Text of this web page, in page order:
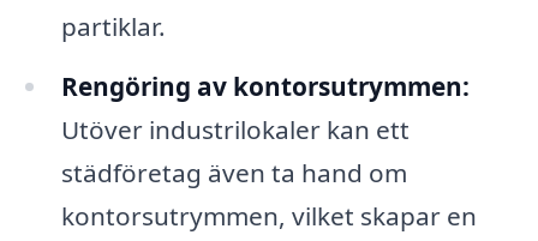
partiklar.
Rengöring av kontorsutrymmen:
Utöver industrilokaler kan ett
städföretag även ta hand om
kontorsutrymmen, vilket skapar en